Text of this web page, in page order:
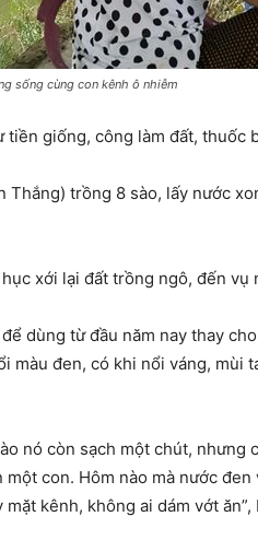
sống cùng con kênh ô nhiễm
giống, công làm đất,
Thắng) trồng 8 sào, lấy nước
xới lại đất trồng ngô, đến vụ
dùng từ đầu năm nay thay
màu đen, có khi nổi váng, mùi
nó còn sạch một chút, nhưng
con. Hôm nào mà nước đen
kênh, không ai dám vớt ăn”,